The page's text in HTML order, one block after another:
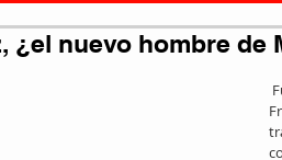
¿el nuevo hombre de